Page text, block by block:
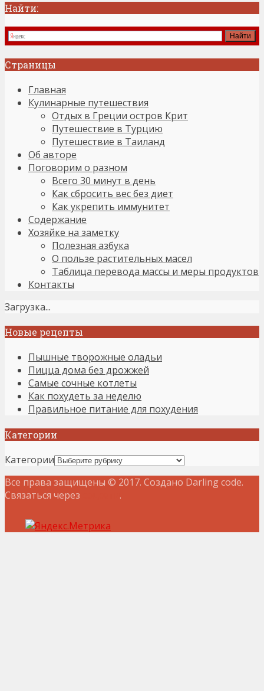
Найти:
Страницы
Главная
Кулинарные путешествия
Отдых в Греции остров Крит
Путешествие в Турцию
Путешествие в Таиланд
Об авторе
Поговорим о разном
Всего 30 минут в день
Как сбросить вес без диет
Как укрепить иммунитет
Содержание
Хозяйке на заметку
Полезная азбука
О пользе растительных масел
Таблица перевода массы и меры продуктов
Контакты
Загрузка...
Новые рецепты
Пышные творожные оладьи
Пицца дома без дрожжей
Самые сочные котлеты
Как похудеть за неделю
Правильное питание для похудения
Категории
Категории
Все права защищены © 2017. Создано Darling code.
Связаться через
.